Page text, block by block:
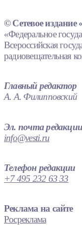
© Сетевое издание
«Федеральное
Всероссийская
радиовещательная
Главный редактор
А. А. Филипповский
Эл. почта редакции
info@vesti.ru
Телефон редакции
+7 495 232 63 33
Реклама на сайте
Росреклама